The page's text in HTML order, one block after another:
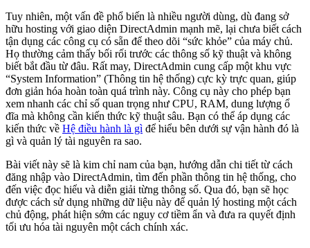
Tuy nhiên, một vấn đề phổ biến là nhiều người dùng, dù đang sở
hữu hosting với giao diện DirectAdmin mạnh mẽ, lại chưa biết cách
tận dụng các công cụ có sẵn để theo dõi “sức khỏe” của máy chủ.
Họ thường cảm thấy bối rối trước các thông số kỹ thuật và không
biết bắt đầu từ đâu. Rất may, DirectAdmin cung cấp một khu vực
“System Information” (Thông tin hệ thống) cực kỳ trực quan, giúp
đơn giản hóa hoàn toàn quá trình này. Công cụ này cho phép bạn
xem nhanh các chỉ số quan trọng như CPU, RAM, dung lượng ổ
đĩa mà không cần kiến thức kỹ thuật sâu. Bạn có thể áp dụng các
kiến thức về Hệ điều hành là gì để hiểu bên dưới sự vận hành đó là
gì và quản lý tài nguyên ra sao.
Bài viết này sẽ là kim chỉ nam của bạn, hướng dẫn chi tiết từ cách
đăng nhập vào DirectAdmin, tìm đến phần thông tin hệ thống, cho
đến việc đọc hiểu và diễn giải từng thông số. Qua đó, bạn sẽ học
được cách sử dụng những dữ liệu này để quản lý hosting một cách
chủ động, phát hiện sớm các nguy cơ tiềm ẩn và đưa ra quyết định
tối ưu hóa tài nguyên một cách chính xác.